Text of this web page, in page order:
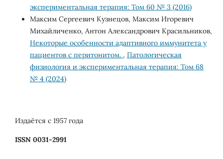
экспериментальная терапия: Том 60 № 3 (2016)
Максим Сергеевич Кузнецов, Максим Игоревич
Михайличенко, Антон Александрович Красильников,
Некоторые особенности адаптивного иммунитета у
пациентов с пеpитонитом. , Патологическая
физиология и экспериментальная терапия: Том 68
№ 4 (2024)
Издаётся с 1957 года
ISSN 0031-2991